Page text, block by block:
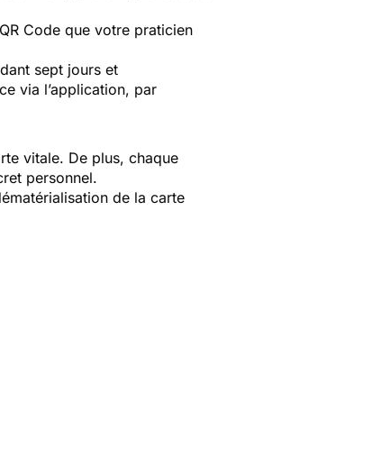
Code que votre praticien
sept jours et
via l’application, par
vitale. De plus, chaque
personnel.
de la carte